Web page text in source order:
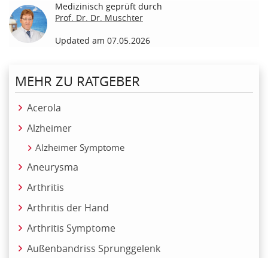
Medizinisch geprüft durch
Prof. Dr. Dr. Muschter
Updated am 07.05.2026
MEHR ZU RATGEBER
Acerola
Alzheimer
Alzheimer Symptome
Aneurysma
Arthritis
Arthritis der Hand
Arthritis Symptome
Außenbandriss Sprunggelenk